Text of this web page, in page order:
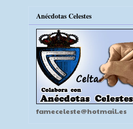
Anécdotas Celestes
fameceleste@hotmail.es